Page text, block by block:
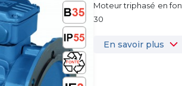
Moteur triphasé en
30
En savoir plus